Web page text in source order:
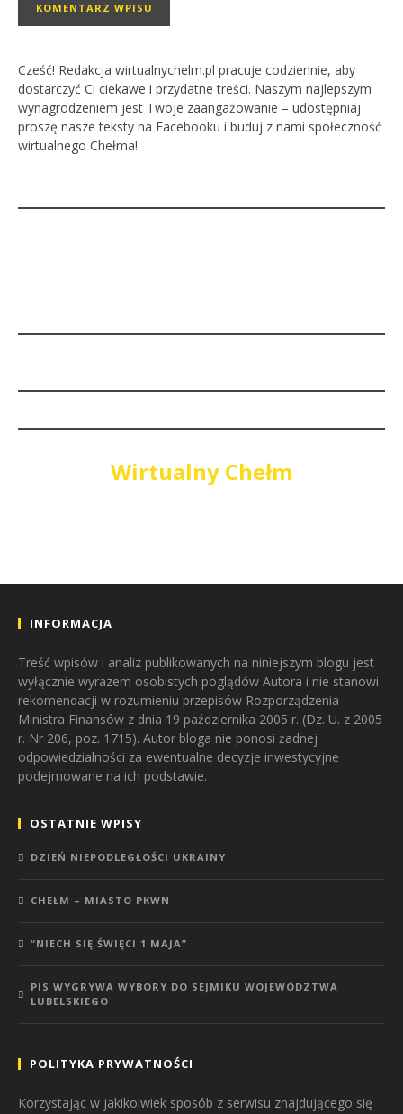
Cześć! Redakcja wirtualnychelm.pl pracuje codziennie, aby
dostarczyć Ci ciekawe i przydatne treści. Naszym najlepszym
wynagrodzeniem jest Twoje zaangażowanie – udostępniaj
proszę nasze teksty na Facebooku i buduj z nami społeczność
wirtualnego Chełma!
Wirtualny Chełm
INFORMACJA
Treść wpisów i analiz publikowanych na niniejszym blogu jest
wyłącznie wyrazem osobistych poglądów Autora i nie stanowi
rekomendacji w rozumieniu przepisów Rozporządzenia
Ministra Finansów z dnia 19 października 2005 r. (Dz. U. z 2005
r. Nr 206, poz. 1715). Autor bloga nie ponosi żadnej
odpowiedzialności za ewentualne decyzje inwestycyjne
podejmowane na ich podstawie.
OSTATNIE WPISY
DZIEŃ NIEPODLEGŁOŚCI UKRAINY
CHEŁM – MIASTO PKWN
“NIECH SIĘ ŚWIĘCI 1 MAJA”
PIS WYGRYWA WYBORY DO SEJMIKU WOJEWÓDZTWA
LUBELSKIEGO
POLITYKA PRYWATNOŚCI
Korzystając w jakikolwiek sposób z serwisu znajdującego się